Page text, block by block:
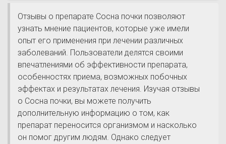
Отзывы о препарате Сосна почки позволяют
узнать мнение пациентов, которые уже имели
опыт его применения при лечении различных
заболеваний. Пользователи делятся своими
впечатлениями об эффективности препарата,
особенностях приема, возможных побочных
эффектах и результатах лечения. Изучая отзывы
о Сосна почки, вы можете получить
дополнительную информацию о том, как
препарат переносится организмом и насколько
он помог другим людям. Однако следует